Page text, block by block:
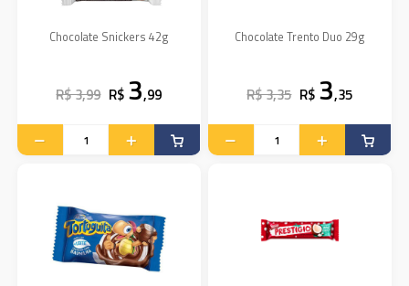
Chocolate Snickers 42g
R$ 3,99 R$ 3,99
Chocolate Trento Duo 29g
R$ 3,35 R$ 3,35